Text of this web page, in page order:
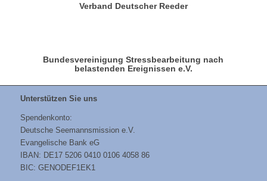
Verband Deutscher Reeder
Bundesvereinigung Stressbearbeitung nach
belastenden Ereignissen e.V.
Unterstützen Sie uns
Spendenkonto:
Deutsche Seemannsmission e.V.
Evangelische Bank eG
IBAN: DE17 5206 0410 0106 4058 86
BIC: GENODEF1EK1